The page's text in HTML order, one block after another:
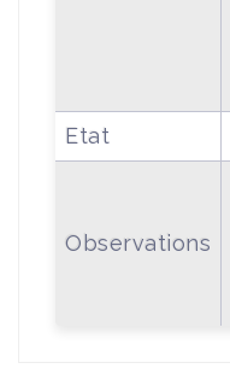
Etat
Observations